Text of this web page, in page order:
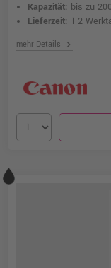
Kapazität: bis zu
Lieferzeit: 1-2
mehr Details chevron_right